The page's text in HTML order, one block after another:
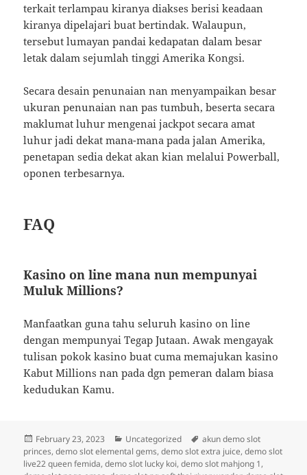
terkait terlampau kiranya diakses berisi keadaan
kiranya dipelajari buat bertindak. Walaupun,
tersebut lumayan pandai kedapatan dalam besar
letak dalam sejumlah tinggi Amerika Kongsi.
Secara desain penunaian nan menyampaikan besar
ukuran penunaian nan pas tumbuh, beserta secara
maklumat luhur mengenai jackpot secara amat
luhur jadi dekat mana-mana pada jalan Amerika,
penetapan sedia dekat akan kian melalui Powerball,
oponen terbesarnya.
FAQ
Kasino on line mana nun mempunyai
Muluk Millions?
Manfaatkan guna tahu seluruh kasino on line
dengan mempunyai Tegap Jutaan. Awak mengayak
tulisan pokok kasino buat cuma memajukan kasino
Kabut Millions nan pada dgn pemeran dalam biasa
kedudukan Kamu.
Posted
on
February 23, 2023 Categories
Uncategorized Tags
akun demo slot
princes,demo slot elemental gems,demo slot extra juice,demo slot
live22 queen femida,demo slot lucky koi,demo slot mahjong 1,